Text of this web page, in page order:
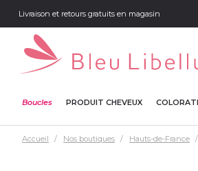
Livraison et retours gratuits en magasin
Boucles PRODUIT CHEVEUX
Accueil Nos boutiques Hauts-de-France